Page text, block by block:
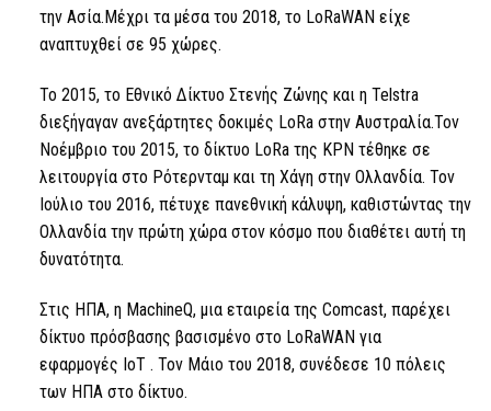
την Ασία.Μέχρι τα μέσα του 2018, το LoRaWAN είχε
αναπτυχθεί σε 95 χώρες.
Το 2015, το Εθνικό Δίκτυο Στενής Ζώνης και η Telstra
διεξήγαγαν ανεξάρτητες δοκιμές LoRaστην Αυστραλία.Τον
Νοέμβριο του 2015, το δίκτυο LoRaτης KPN τέθηκε σε
λειτουργία στο Ρότερνταμ και τη Χάγη στην Ολλανδία. Τον
Ιούλιο του 2016, πέτυχε πανεθνική κάλυψη, καθιστώντας την
Ολλανδία την πρώτη χώρα στον κόσμο που διαθέτει αυτή τη
δυνατότητα.
Στις ΗΠΑ, η MachineQ, μια εταιρεία της Comcast, παρέχει
δίκτυο πρόσβασης βασισμένο στο LoRaWAN για
εφαρμογές IoT. Τον Μάιο του 2018, συνέδεσε 10 πόλεις
των ΗΠΑ στο δίκτυο.